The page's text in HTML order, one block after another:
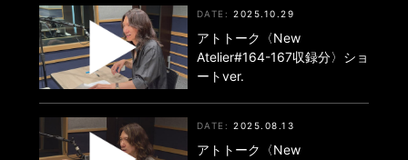
2025.10.29
アトトーク〈New
Atelier#164-167収録分〉ショ
ートver.
2025.08.13
アトトーク〈New